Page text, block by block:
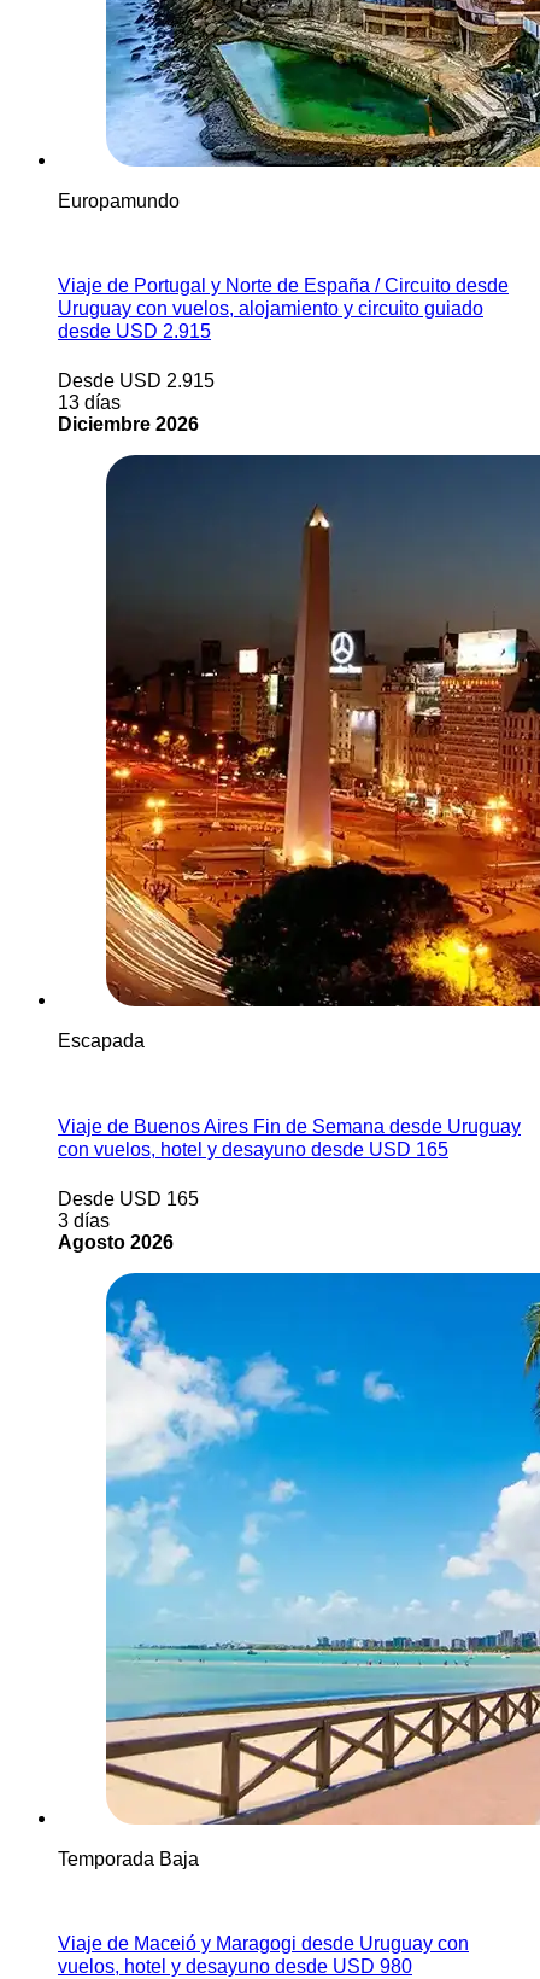
Europamundo
Viaje de Portugal y Norte de España / Circuito desde
Uruguay con vuelos, alojamiento y circuito guiado
desde USD 2.915
Desde USD 2.915
13 días
Diciembre 2026
Escapada
Viaje de Buenos Aires Fin de Semana desde Uruguay
con vuelos, hotel y desayuno desde USD 165
Desde USD 165
3 días
Agosto 2026
Temporada Baja
Viaje de Maceió y Maragogi desde Uruguay con
vuelos, hotel y desayuno desde USD 980